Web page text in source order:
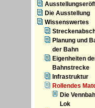
Die Ausstellung
Wissenswertes
Planung und
der Bahn
Eigenheiten
Bahnstrecke
Infrastruktur
Rollendes
Die
Lok